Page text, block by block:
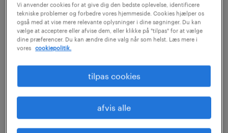
Brok er som en virus
»Der er brokkehoveder alle steder både på
negativ energi kan hurtigt blive som en virus
og smitte af på dig, og på den måde ruller
lavinen,« siger Joan Berglund,
Regionsdirektør i Randstad.
Vi anvender cookies for at give dig den bedste oplevelse, identificere
tekniske problemer og forbedre vores hjemmeside. Cookies hjælper os
også med at vise mere relevante oplysninger i dine søgninger. Du kan
vælge at acceptere eller afvise dem, eller klikke på "tilpas" for at vælge
dine præferencer. Du kan ændre dine valg når som helst. Læs mere i
vores
cookiepolitik.
tilpas cookies
afvis alle